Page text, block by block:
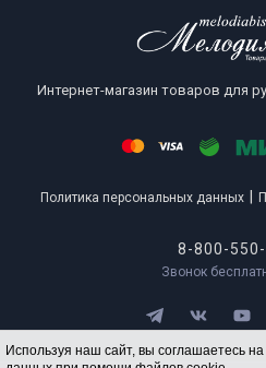
Используя наш сайт, вы соглашаетесь
Интернет-магазин товаров для
Политика персональных данных
8-800-
Звонок